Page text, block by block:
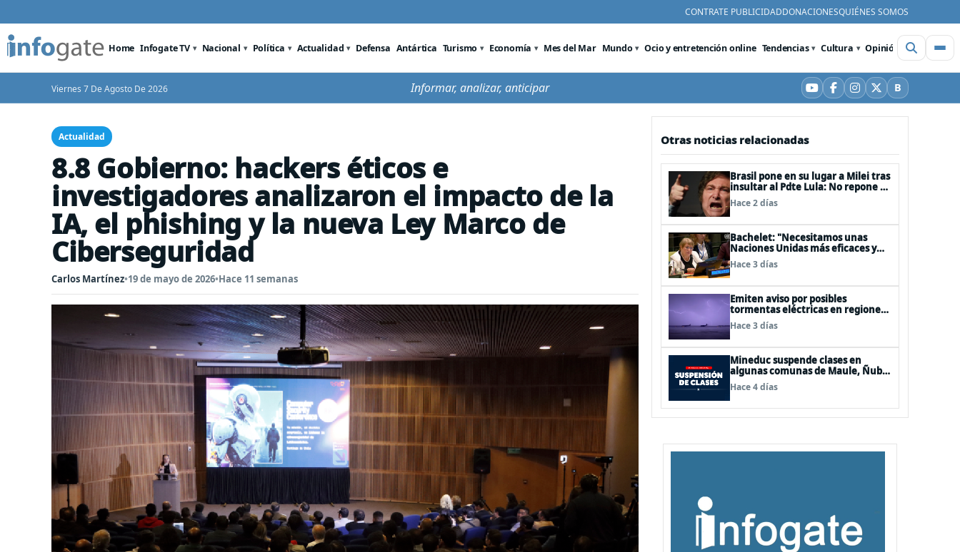
CONTRATE PUBLICIDADDONACIONESQUIÉNES SOMOS
Home Infogate TV Nacional Política Actualidad Defensa Antártica Turismo Economía Mes del Mar Mundo Ocio y entretención online Tendencias Cultura Opinión Videos
Viernes 7 De Agosto De 2026 Informar, analizar, anticipar YouTube
Facebook
Instagram
X BBluesky
Actualidad
8.8 Gobierno: hackers éticos e
investigadores analizaron el impacto de la
IA, el phishing y la nueva Ley Marco de
Ciberseguridad
Carlos Martínez•19 de mayo de 2026•Hace 11 semanas
Otras noticias relacionadas
Brasil pone en su lugar a Milei tras
insultar al Pdte Lula: No repone al
embajador en BBSS y rebaja la
relación bilateral
Hace 2 días
Bachelet: "Necesitamos unas
Naciones Unidas más eficaces y
cercanas a las personas"
Hace 3 días
Emiten aviso por posibles
tormentas eléctricas en regiones
de Los Lagos y Aysén
Hace 3 días
Mineduc suspende clases en
algunas comunas de Maule, Ñuble
y La Araucanía para este lunes
Hace 4 días